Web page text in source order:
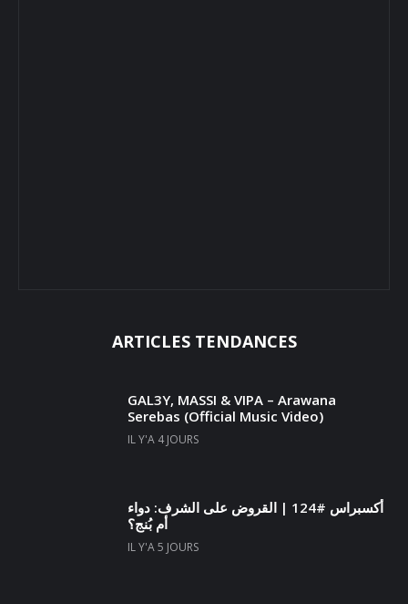
ARTICLES TENDANCES
GAL3Y, MASSI & VIPA – Arawana
Serebas (Official Music Video)
IL Y'A 4 JOURS
أكسبراس #124 | القروض على الشرف: دواء
أم بُنج؟
IL Y'A 5 JOURS